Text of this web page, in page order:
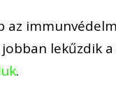
az
lekűzdik a
.